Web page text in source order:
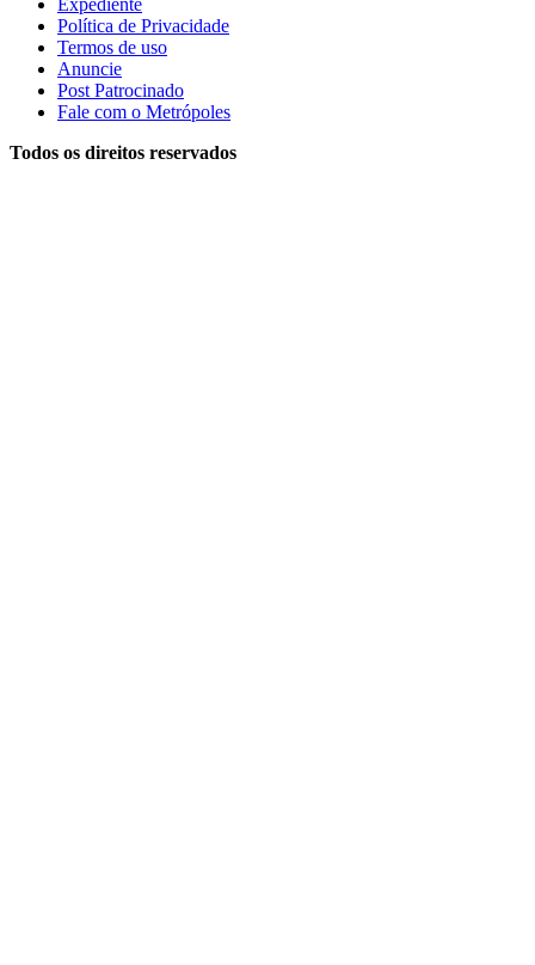
Expediente
Política de Privacidade
Termos de uso
Anuncie
Post Patrocinado
Fale com o Metrópoles
Todos os direitos reservados